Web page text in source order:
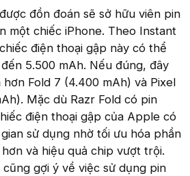
đồn đoán sẽ sở hữu viên pin
một chiếc iPhone. Theo Instant
điện thoại gập này có thể
5.500 mAh. Nếu đúng, đây
Fold 7 (4.400 mAh) và Pixel
Mặc dù Razr Fold có pin
điện thoại gập của Apple có
sử dụng nhờ tối ưu hóa phần
và hiệu quả chip vượt trội.
gợi ý về việc sử dụng pin